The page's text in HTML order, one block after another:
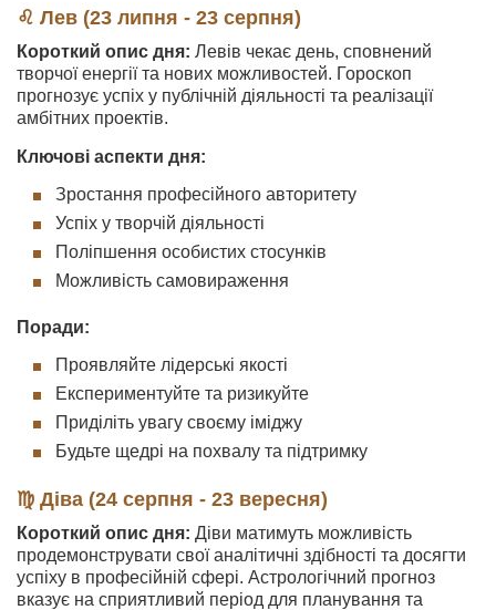
♌ Лев (23 липня - 23 серпня)
Короткий опис дня: Левів чекає день, сповнений
творчої енергії та нових можливостей. Гороскоп
прогнозує успіх у публічній діяльності та реалізації
амбітних проектів.
Ключові аспекти дня:
Зростання професійного авторитету
Успіх у творчій діяльності
Поліпшення особистих стосунків
Можливість самовираження
Поради:
Проявляйте лідерські якості
Експериментуйте та ризикуйте
Приділіть увагу своєму іміджу
Будьте щедрі на похвалу та підтримку
♍ Діва (24 серпня - 23 вересня)
Короткий опис дня: Діви матимуть можливість
продемонструвати свої аналітичні здібності та досягти
успіху в професійній сфері. Астрологічний прогноз
вказує на сприятливий період для планування та